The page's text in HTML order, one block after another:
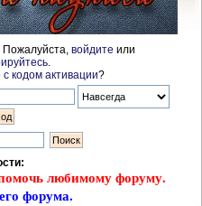
Пожалуйста, войдите или
с кодом активации?
любимому форуму.
форума.